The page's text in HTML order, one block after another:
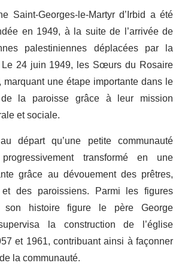
Saint-Georges-le-Martyr d’Irbid a été
en 1949, à la suite de l’arrivée de
palestiniennes déplacées par la
24 juin 1949, les Sœurs du Rosaire
une étape importante dans le
de la paroisse grâce à leur mission
et sociale.
départ qu’une petite communauté
transformé en une
grâce au dévouement des prêtres,
des paroissiens. Parmi les figures
son histoire figure le père George
la construction de l’église
et 1961, contribuant ainsi à façonner
la communauté.